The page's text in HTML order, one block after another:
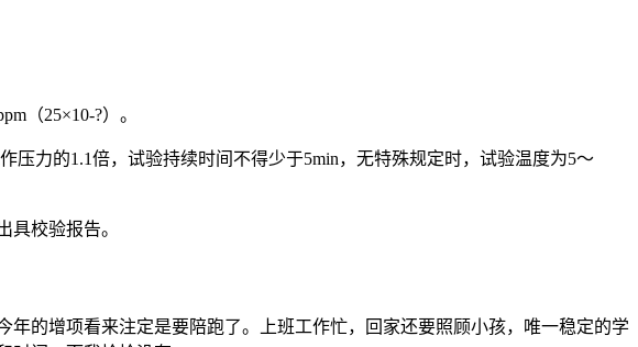
（25×10-?）。
力的1.1倍，试验持续时间不得少于5min，无特殊规定时，试验温度为5～
校验报告。
的增项看来注定是要陪跑了。上班工作忙，回家还要照顾小孩，唯一稳定的学